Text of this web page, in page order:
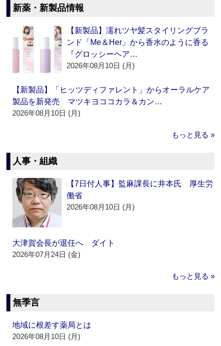
新薬・新製品情報
【新製品】濡れツヤ髪スタイリングブラ
ンド「Me＆Her」から香水のように香る
『グロッシーヘア…
2026年08月10日 (月)
【新製品】「ヒッツディファレント」からオーラルケア
製品を新発売 マツキヨココカラ＆カン…
2026年08月10日 (月)
もっと見る »
人事・組織
【7日付人事】監麻課長に井本氏 厚生労
働省
2026年08月10日 (月)
大津賀会長が退任へ ダイト
2026年07月24日 (金)
もっと見る »
無季言
地域に根差す薬局とは
2026年08月10日 (月)